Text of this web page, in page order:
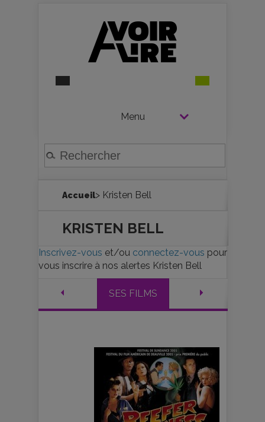
Menu
Accueil> Kristen Bell
KRISTEN BELL
Inscrivez-vous et/ou connectez-vous pour
vous inscrire à nos alertes Kristen Bell
SES FILMS